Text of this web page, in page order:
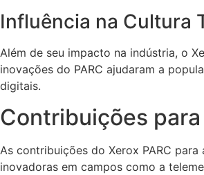
Influência na Cultura
Além de seu impacto na indústria, o
inovações do PARC ajudaram a
digitais.
Contribuições
As contribuições do Xerox PARC
inovadoras em campos como a